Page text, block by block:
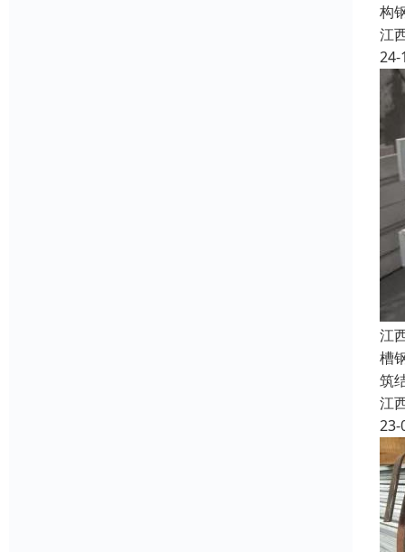
构
江
24-
江
槽
筑
江
23-